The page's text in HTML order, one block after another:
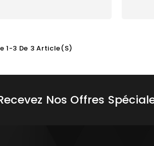
1-3 De 3 Article(s)
Nos Offres